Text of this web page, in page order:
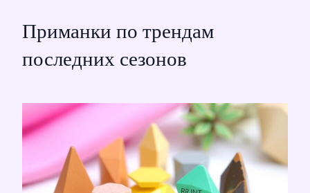
Приманки по трендам
последних сезонов